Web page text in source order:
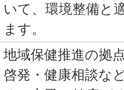
いて、環境整備と
ます。
地域保健推進の拠
啓発・健康相談な